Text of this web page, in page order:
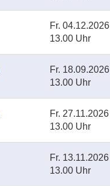
Fr. 04.12.2026
13.00 Uhr
Fr. 18.09.2026
13.00 Uhr
Fr. 27.11.2026
13.00 Uhr
Fr. 13.11.2026
13.00 Uhr